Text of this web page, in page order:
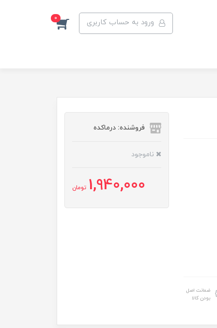
ورود به حساب کاربری 0
ضمانت اصل
بودن کالا
فروشنده: درماکده
ناموجود
1,940,000 تومان